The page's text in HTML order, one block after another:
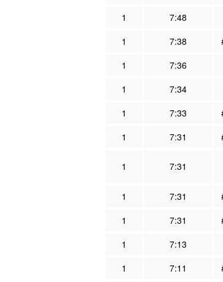
1
7:48
1
7:38
1
7:36
1
7:34
1
7:33
1
7:31
1 7:31
1
7:31
1
7:31
1
7:13
1
7:11